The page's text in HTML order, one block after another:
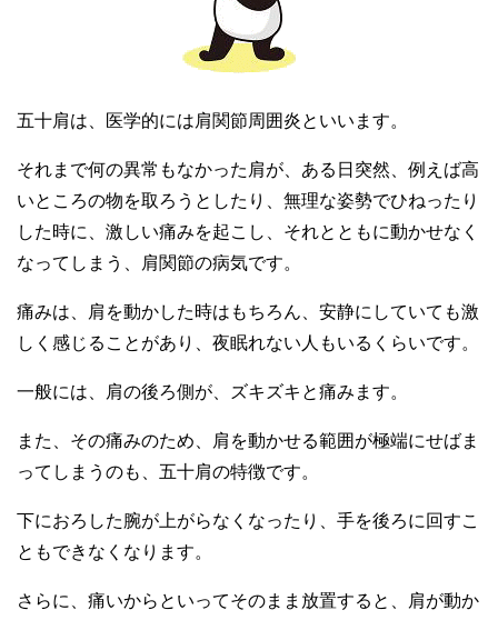
五十肩は、医学的には肩関節周囲炎といいます。
それまで何の異常もなかった肩が、ある日突然、例えば高
いところの物を取ろうとしたり、無理な姿勢でひねったり
した時に、激しい痛みを起こし、それとともに動かせなく
なってしまう、肩関節の病気です。
痛みは、肩を動かした時はもちろん、安静にしていても激
しく感じることがあり、夜眠れない人もいるくらいです。
一般には、肩の後ろ側が、ズキズキと痛みます。
また、その痛みのため、肩を動かせる範囲が極端にせばま
ってしまうのも、五十肩の特徴です。
下におろした腕が上がらなくなったり、手を後ろに回すこ
ともできなくなります。
さらに、痛いからといってそのまま放置すると、肩が動か